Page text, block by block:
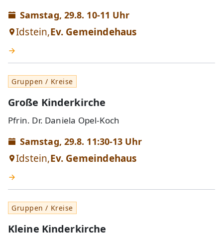
Samstag, 29.8. 10-11 Uhr
Idstein,Ev. Gemeindehaus
Gruppen / Kreise
Große Kinderkirche
Pfrin. Dr. Daniela Opel-Koch
Samstag, 29.8. 11:30-13 Uhr
Idstein,Ev. Gemeindehaus
Gruppen / Kreise
Kleine Kinderkirche